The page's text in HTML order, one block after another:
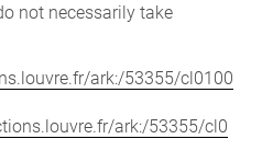
not necessarily take
ark:/53355/cl0100
ark:/53355/cl0